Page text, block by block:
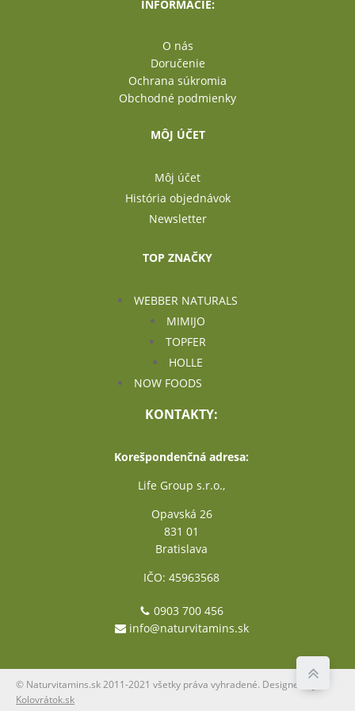
INFORMÁCIE:
O nás
Doručenie
Ochrana súkromia
Obchodné podmienky
MÔJ ÚČET
Môj účet
História objednávok
Newsletter
TOP ZNAČKY
WEBBER NATURALS
MIMIJO
TOPFER
HOLLE
NOW FOODS
KONTAKTY:
Korešpondenčná adresa:
Life Group s.r.o.,
Opavská 26
831 01
Bratislava
IČO: 45963568
0903 700 456
info@naturvitamins.sk
© Naturvitamins.sk 2011-2021 všetky práva vyhradené. Designed by
Kolovrátok.sk